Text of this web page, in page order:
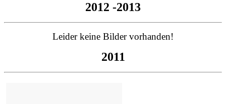
2012 -2013
Leider keine Bilder vorhanden!
2011